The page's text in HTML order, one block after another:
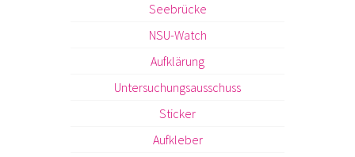
Seebrücke
NSU-Watch
Aufklärung
Untersuchungsausschuss
Sticker
Aufkleber